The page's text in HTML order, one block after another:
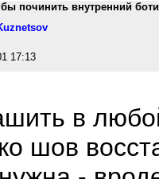
бы починить внутренний
17:13
в
шов